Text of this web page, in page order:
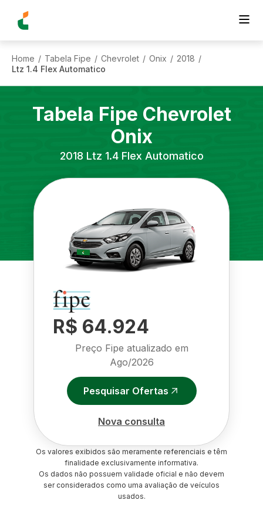
Home / Tabela Fipe / Chevrolet / Onix / 2018 /
Ltz 1.4 Flex Automatico
Tabela Fipe Chevrolet
Onix
2018 Ltz 1.4 Flex Automatico
R$ 64.924
Preço Fipe atualizado em
Ago/2026
Pesquisar Ofertas
Nova consulta
Os valores exibidos são meramente referenciais e têm
finalidade exclusivamente informativa.
Os dados não possuem validade oficial e não devem
ser considerados como uma avaliação de veículos
usados.